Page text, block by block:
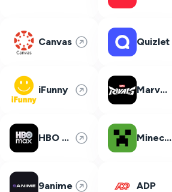
Canvas Quizlet
iFunny Marvel Rivals
HBO Max Minecraft
9anime ADP